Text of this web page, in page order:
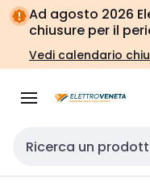
Vai alla
navigazione
Vai
alla
pagina
Ad agosto 2026
chiusure per il
Vedi calendario
Cerca input